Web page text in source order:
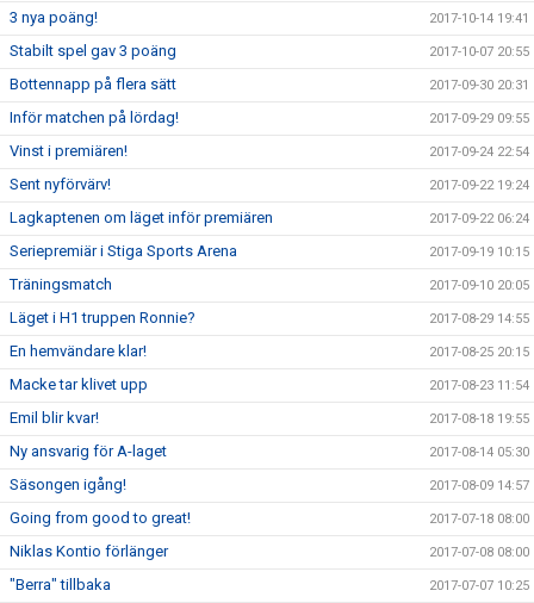
3 nya poäng! 2017-10-14 19:41
Stabilt spel gav 3 poäng 2017-10-07 20:55
Bottennapp på flera sätt 2017-09-30 20:31
Inför matchen på lördag! 2017-09-29 09:55
Vinst i premiären! 2017-09-24 22:54
Sent nyförvärv! 2017-09-22 19:24
Lagkaptenen om läget inför premiären 2017-09-22 06:24
Seriepremiär i Stiga Sports Arena 2017-09-19 10:15
Träningsmatch 2017-09-10 20:05
Läget i H1 truppen Ronnie? 2017-08-29 14:55
En hemvändare klar! 2017-08-25 20:15
Macke tar klivet upp 2017-08-23 11:54
Emil blir kvar! 2017-08-18 19:55
Ny ansvarig för A-laget 2017-08-14 05:30
Säsongen igång! 2017-08-09 14:57
Going from good to great! 2017-07-18 08:00
Niklas Kontio förlänger 2017-07-08 08:00
"Berra" tillbaka 2017-07-07 10:25